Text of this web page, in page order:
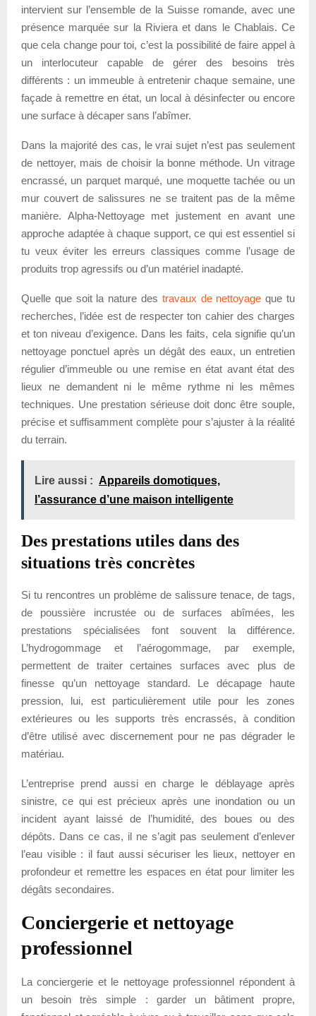
intervient sur l’ensemble de la Suisse romande, avec une
présence marquée sur la Riviera et dans le Chablais. Ce
que cela change pour toi, c’est la possibilité de faire appel à
un interlocuteur capable de gérer des besoins très
différents : un immeuble à entretenir chaque semaine, une
façade à remettre en état, un local à désinfecter ou encore
une surface à décaper sans l’abîmer.
Dans la majorité des cas, le vrai sujet n’est pas seulement
de nettoyer, mais de choisir la bonne méthode. Un vitrage
encrassé, un parquet marqué, une moquette tachée ou un
mur couvert de salissures ne se traitent pas de la même
manière. Alpha-Nettoyage met justement en avant une
approche adaptée à chaque support, ce qui est essentiel si
tu veux éviter les erreurs classiques comme l’usage de
produits trop agressifs ou d’un matériel inadapté.
Quelle que soit la nature des travaux de nettoyage que tu
recherches, l’idée est de respecter ton cahier des charges
et ton niveau d’exigence. Dans les faits, cela signifie qu’un
nettoyage ponctuel après un dégât des eaux, un entretien
régulier d’immeuble ou une remise en état avant état des
lieux ne demandent ni le même rythme ni les mêmes
techniques. Une prestation sérieuse doit donc être souple,
précise et suffisamment complète pour s’ajuster à la réalité
du terrain.
Lire aussi : Appareils domotiques,
l’assurance d’une maison intelligente
Des prestations utiles dans des
situations très concrètes
Si tu rencontres un problème de salissure tenace, de tags,
de poussière incrustée ou de surfaces abîmées, les
prestations spécialisées font souvent la différence.
L’hydrogommage et l’aérogommage, par exemple,
permettent de traiter certaines surfaces avec plus de
finesse qu’un nettoyage standard. Le décapage haute
pression, lui, est particulièrement utile pour les zones
extérieures ou les supports très encrassés, à condition
d’être utilisé avec discernement pour ne pas dégrader le
matériau.
L’entreprise prend aussi en charge le déblayage après
sinistre, ce qui est précieux après une inondation ou un
incident ayant laissé de l’humidité, des boues ou des
dépôts. Dans ce cas, il ne s’agit pas seulement d’enlever
l’eau visible : il faut aussi sécuriser les lieux, nettoyer en
profondeur et remettre les espaces en état pour limiter les
dégâts secondaires.
Conciergerie et nettoyage
professionnel
La conciergerie et le nettoyage professionnel répondent à
un besoin très simple : garder un bâtiment propre,